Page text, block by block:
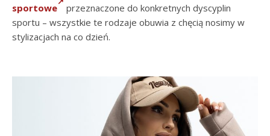
sportowe
przeznaczone do konkretnych dyscyplin
sportu – wszystkie te rodzaje obuwia z chęcią nosimy w
stylizacjach na co dzień.